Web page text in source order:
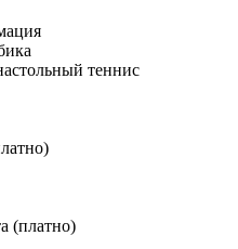
теннис
(платно)